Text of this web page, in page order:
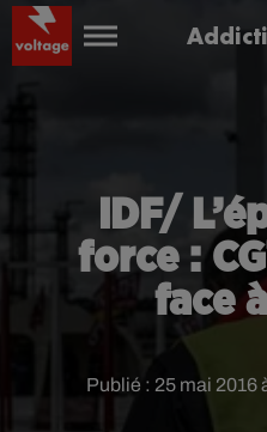
IDF/
force :
face
Publié : 25 mai 2016